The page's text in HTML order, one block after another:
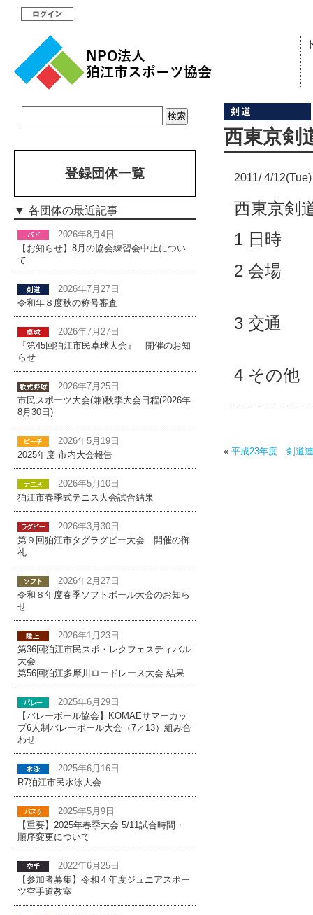
西東京剣
2011/ 4/12(Tue)
西東京剣
1 日時
2 会場
3 交通
4 その
« 平成23年度 剣道連
登録団体一覧
各団体の最近記事
2026年8月4日
【お知らせ】8月の協会練習会中止につい
て
2026年7月27日
令和年８度秋の称号審査
2026年7月27日
『第45回狛江市民卓球大会』 開催のお知
らせ
2026年7月25日
市民スポーツ大会(兼)秋季大会日程(2026年
8月30日)
2026年5月19日
2025年度 市内大会報告
2026年5月10日
狛江市春季式テニス大会試合結果
2026年3月30日
第９回狛江市タグラグビー大会 開催の御
礼
2026年2月27日
令和８年度春季ソフトボール大会のお知ら
せ
2026年1月23日
第36回狛江市民スポ・レクフェスティバル
大会
第56回狛江多摩川ロードレース大会 結果
2025年6月29日
【バレーボール協会】KOMAEサマーカッ
プ6人制バレーボール大会（7／13）組み合
わせ
2025年6月16日
R7狛江市民水泳大会
2025年5月9日
【重要】2025年春季大会 5/11試合時間・
順序変更について
2022年6月25日
【参加者募集】令和４年度ジュニアスポー
ツ空手道教室